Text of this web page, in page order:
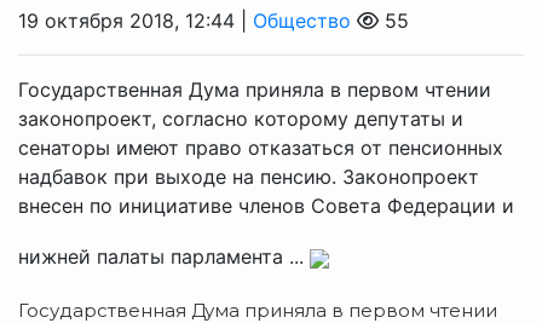
19 октября 2018, 12:44 | Общество 55
Государственная Дума приняла в первом чтении
законопроект, согласно которому депутаты и
сенаторы имеют право отказаться от пенсионных
надбавок при выходе на пенсию. Законопроект
внесен по инициативе членов Совета Федерации и
нижней палаты парламента ...
Государственная Дума приняла в первом чтении